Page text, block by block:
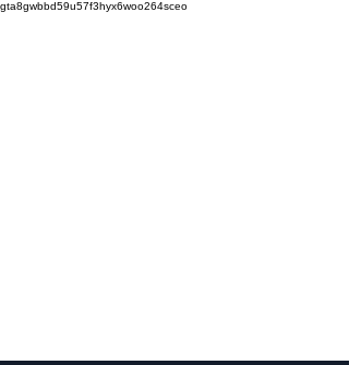
gta8gwbbd59u57f3hyx6woo264sceo